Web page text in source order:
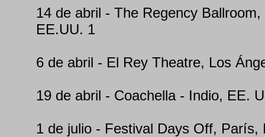
14 de abril - The Regency
EE.UU. 1
6 de abril - El Rey Theatre, Los
19 de abril - Coachella - Indio, EE.
1 de julio - Festival Days Off, París,